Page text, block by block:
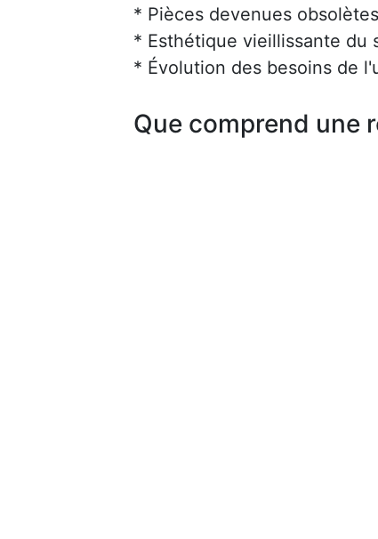
* Pièces devenues
* Esthétique vieillissante du
* Évolution des besoins de
Que comprend une